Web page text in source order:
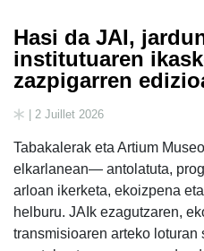
Hasi da JAI,
institutuaren
zazpigarren
| 2 Juillet 2026
Tabakalerak eta Artium
elkarlanean— antolatuta,
arloan ikerketa, ekoizpena
helburu. JAIk ezagutzaren,
transmisioaren arteko loturan